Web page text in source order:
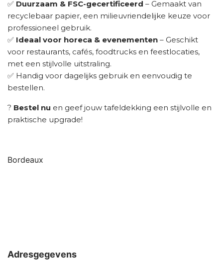
✅ Duurzaam & FSC-gecertificeerd – Gemaakt van
recyclebaar papier, een milieuvriendelijke keuze voor
professioneel gebruik.
✅ Ideaal voor horeca & evenementen – Geschikt
voor restaurants, cafés, foodtrucks en feestlocaties,
met een stijlvolle uitstraling.
✅ Handig voor dagelijks gebruik en eenvoudig te
bestellen.
? Bestel nu en geef jouw tafeldekking een stijlvolle en
praktische upgrade!
Bordeaux
Adresgegevens